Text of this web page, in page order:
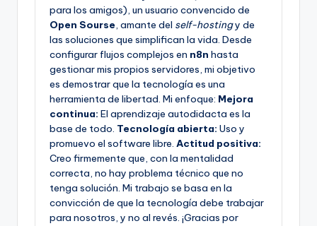
para los amigos), un usuario convencido de
Open Sourse , amante del self-hostingy de
las soluciones que simplifican la vida. Desde
configurar flujos complejos en n8n hasta
gestionar mis propios servidores, mi objetivo
es demostrar que la tecnología es una
herramienta de libertad. Mi enfoque: Mejora
continua: El aprendizaje autodidacta es la
base de todo. Tecnología abierta: Uso y
promuevo el software libre. Actitud positiva:
Creo firmemente que, con la mentalidad
correcta, no hay problema técnico que no
tenga solución. Mi trabajo se basa en la
convicción de que la tecnología debe trabajar
para nosotros, y no al revés. ¡Gracias por